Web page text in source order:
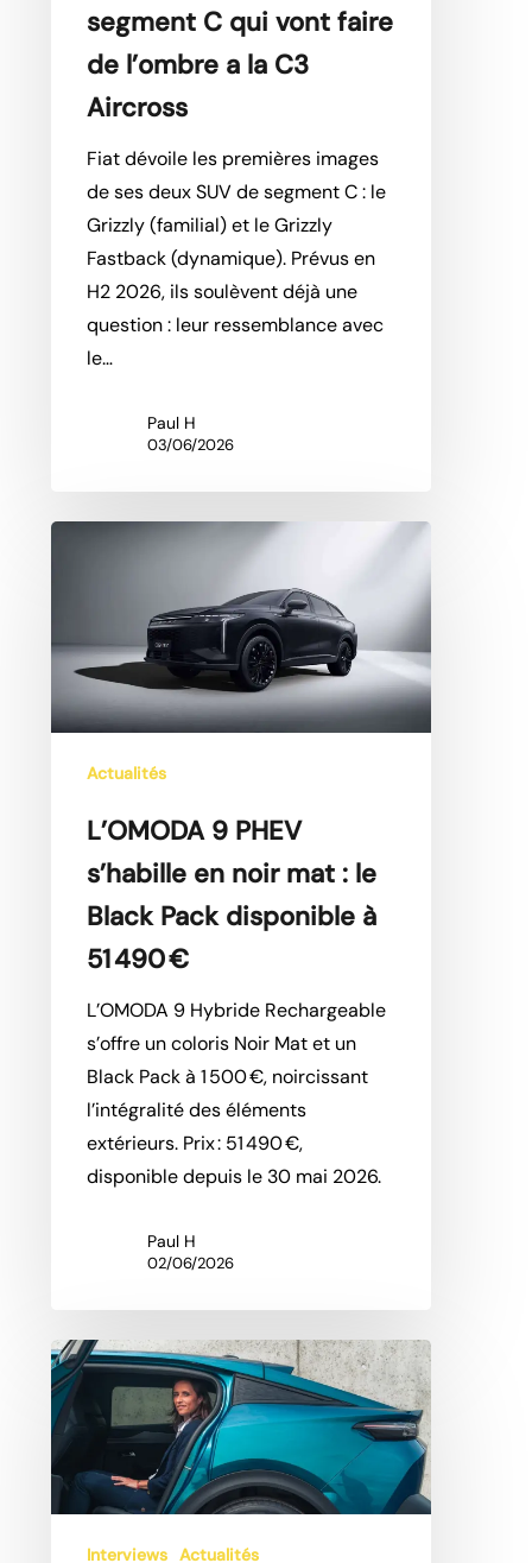
faire
Aircross
segment C qui vont faire
de l’ombre a la C3
Aircross
Fiat dévoile les premières images
de ses deux SUV de segment C : le
Grizzly (familial) et le Grizzly
Fastback (dynamique). Prévus en
H2 2026, ils soulèvent déjà une
question : leur ressemblance avec
le…
Paul H
03/06/2026
noir
mat
Black
Pack
disponible
51 490 €
Actualités
L’OMODA 9 PHEV
s’habille en noir mat : le
Black Pack disponible à
51 490 €
L’OMODA 9 Hybride Rechargeable
s’offre un coloris Noir Mat et un
Black Pack à 1 500 €, noircissant
l’intégralité des éléments
extérieurs. Prix : 51 490 €,
disponible depuis le 30 mai 2026.
Paul H
02/06/2026
La
Peugeot
408
expliquée
par
sa
cheffeInterviews Actualités